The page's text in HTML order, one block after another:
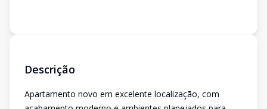
Descrição
Apartamento novo em excelente localização, com